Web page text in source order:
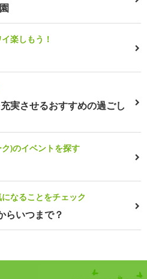
楽しもう！
実させるおすすめの過ごし
)のイベントを探す
なることをチェック
らいつまで？